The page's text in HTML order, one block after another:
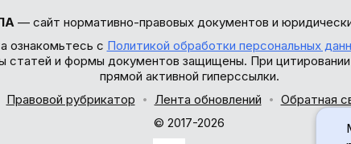
— сайт нормативно-правовых документов и
ознакомьтесь с Политикой обработки персональных
статей и формы документов защищены. При
прямой активной гиперссылки.
Правовой рубрикатор
Лента обновлений
Обратная
© 2017-2026